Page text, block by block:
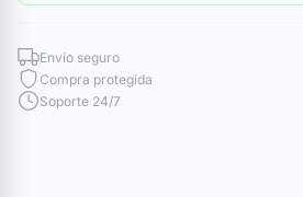
Envío seguro
Compra protegida
Soporte 24/7